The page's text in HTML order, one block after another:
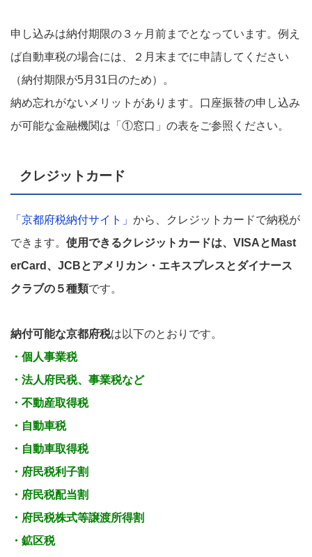
申し込みは納付期限の３ヶ月前までとなっています。例え
ば自動車税の場合には、２月末までに申請してください
（納付期限が5月31日のため）。
納め忘れがないメリットがあります。口座振替の申し込み
が可能な金融機関は「①窓口」の表をご参照ください。
クレジットカード
「京都府税納付サイト」 から、クレジットカードで納税が
できます。 使用できるクレジットカードは、VISAとMast
erCard、JCBとアメリカン・エキスプレスとダイナース
クラブの５種類です。
納付可能な京都府税は以下のとおりです。
・個人事業税
・法人府民税、事業税など
・不動産取得税
・自動車税
・自動車取得税
・府民税利子割
・府民税配当割
・府民税株式等譲渡所得割
・鉱区税